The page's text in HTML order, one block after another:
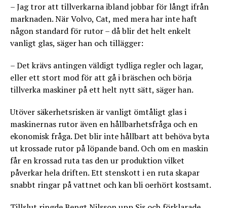
– Jag tror att tillverkarna ibland jobbar för långt ifrån
marknaden. När Volvo, Cat, med mera har inte haft
någon standard för rutor – då blir det helt enkelt
vanligt glas, säger han och tillägger:
– Det krävs antingen väldigt tydliga regler och lagar,
eller ett stort mod för att gå i bräschen och börja
tillverka maskiner på ett helt nytt sätt, säger han.
Utöver säkerhetsrisken är vanligt ömtåligt glas i
maskinernas rutor även en hållbarhetsfråga och en
ekonomisk fråga. Det blir inte hållbart att behöva byta
ut krossade rutor på löpande band. Och om en maskin
får en krossad ruta tas den ur produktion vilket
påverkar hela driften. Ett stenskott i en ruta skapar
snabbt ringar på vattnet och kan bli oerhört kostsamt.